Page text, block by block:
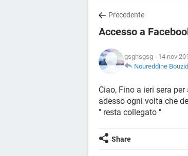
Precedente
Accesso a
gsghsgsg - 14 nov
Noureddine
Ciao, Fino a ieri sera
adesso ogni volta che
" resta collegato "
Share